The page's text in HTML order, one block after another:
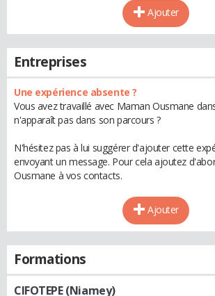
Ajouter
Entreprises
Une expérience absente ?
Vous avez travaillé avec Maman Ousmane
n'apparaît pas dans son parcours ?
N'hésitez pas à lui suggérer d'ajouter cette
envoyant un message. Pour cela ajoutez
Ousmane à vos contacts.
Ajouter
Formations
CIFOTEPE (Niamey)